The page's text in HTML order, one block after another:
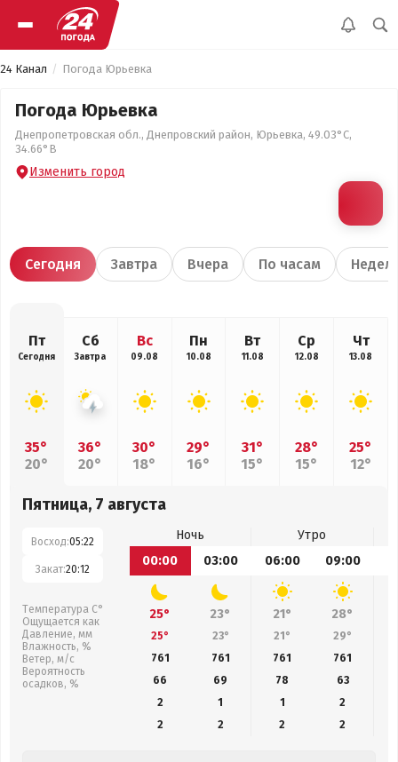
24 Канал Погода Юрьевка
Погода Юрьевка
Днепропетровская обл., Днепровский район, Юрьевка, 49.03°С,
34.66°В
Изменить город
Сегодня Завтра Вчера По часам
Пт
Сегодня
35°
20°
Сб
Завтра
36°
20°
Вс
09.08
30°
18°
Пн
10.08
29°
16°
Вт
11.08
31°
15°
Ср
12.08
28°
15°
Чт
13.08
25°
12°
Пятница, 7 августа
Восход:05:22
Закат:20:12
Температура С°
Ощущается как
Давление, мм
Влажность, %
Ветер, м/с
Вероятность
осадков, %
Ночь
Утро
00:00
03:00 06:00 09:00
25° 23° 21° 28°
25° 23° 21° 29°
761
761 761 761
66
69 78 63
2
1 1
2
2
2 2 2